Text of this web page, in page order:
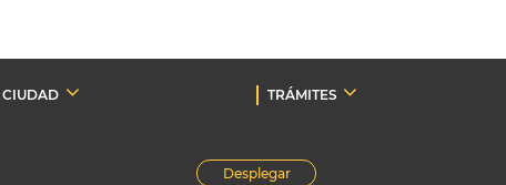
CIUDAD TRÁMITES
Desplegar